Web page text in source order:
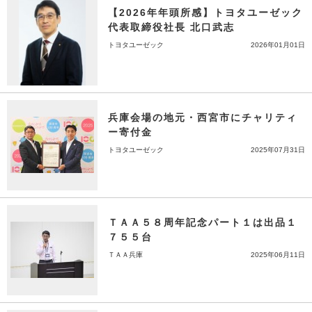
【2026年年頭所感】トヨタユーゼック
代表取締役社長 北口武志
トヨタユーゼック 2026年01月01日
兵庫会場の地元・西宮市にチャリティ
ー寄付金
トヨタユーゼック 2025年07月31日
ＴＡＡ５８周年記念パート１は出品１
７５５台
ＴＡＡ兵庫 2025年06月11日